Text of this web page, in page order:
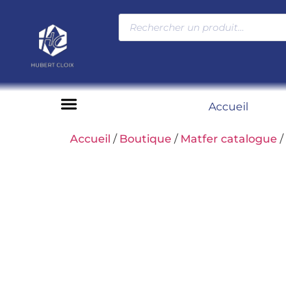
Accueil
Accueil / Boutique / Matfer catalogue /